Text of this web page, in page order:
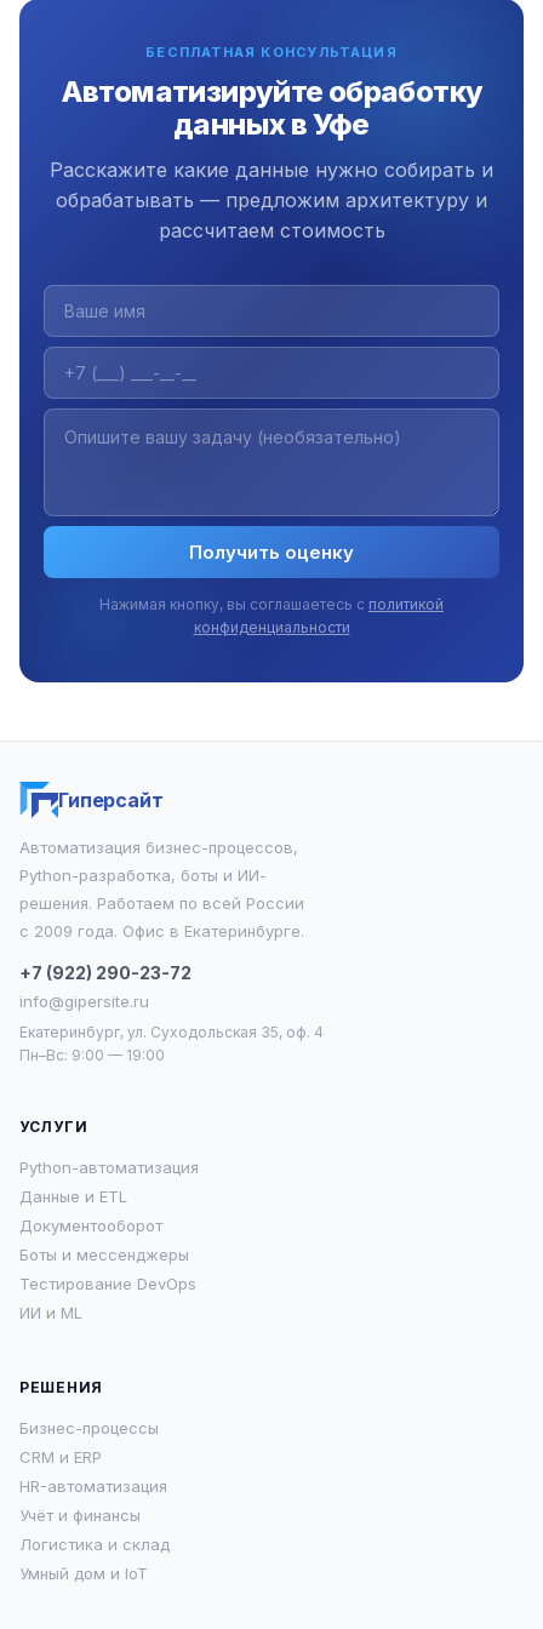
БЕСПЛАТНАЯ КОНСУЛЬТАЦИЯ
Автоматизируйте обработку
данных в Уфе
Расскажите какие данные нужно собирать и
обрабатывать — предложим архитектуру и
рассчитаем стоимость
Получить оценку
Нажимая кнопку, вы соглашаетесь с политикой
конфиденциальности
Гиперсайт
Автоматизация бизнес-процессов,
Python-разработка, боты и ИИ-
решения. Работаем по всей России
с 2009 года. Офис в Екатеринбурге.
+7 (922) 290-23-72
info@gipersite.ru
Екатеринбург, ул. Суходольская 35, оф. 4
Пн–Вс: 9:00 — 19:00
УСЛУГИ
Python-автоматизация
Данные и ETL
Документооборот
Боты и мессенджеры
Тестирование DevOps
ИИ и ML
РЕШЕНИЯ
Бизнес-процессы
CRM и ERP
HR-автоматизация
Учёт и финансы
Логистика и склад
Умный дом и IoT